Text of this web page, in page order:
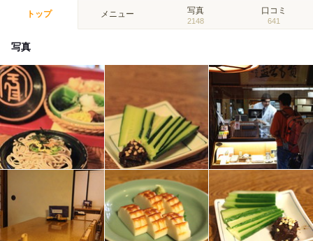
トップ メニュー 写真
2148
口コミ
641
写真